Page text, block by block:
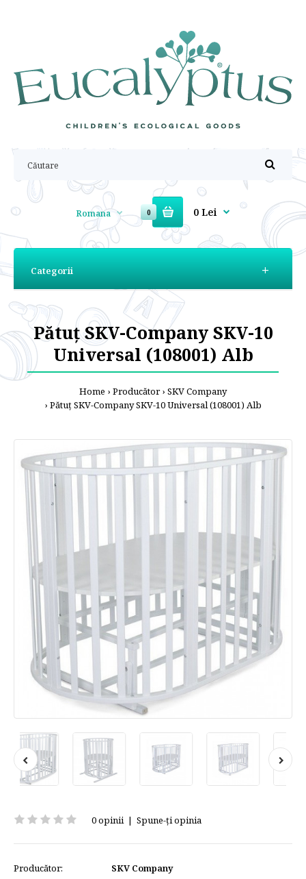
Romana 0 0 Lei
Categorii
Pătuţ SKV-Company SKV-10
Universal (108001) Alb
Home Producător
SKV Company
Pătuţ SKV-Company SKV-10 Universal (108001) Alb
0 opinii| Spune-ţi opinia
Producător:
SKV Company